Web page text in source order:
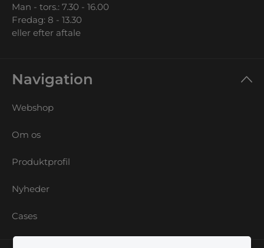
Man - tors.: 7.30 - 16.00
Fredag: 8 - 13.30
eller efter aftale
Navigation
Webshop
Om os
Produktprofil
Nyheder
Cases